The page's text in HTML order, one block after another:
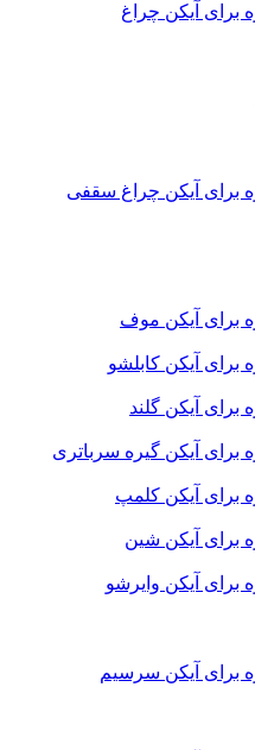
چراغ
چراغ سقفی
موف
کابلشو
گلند
گیره سرباتری
کلمپ
شین
وایرشو
سرسیم